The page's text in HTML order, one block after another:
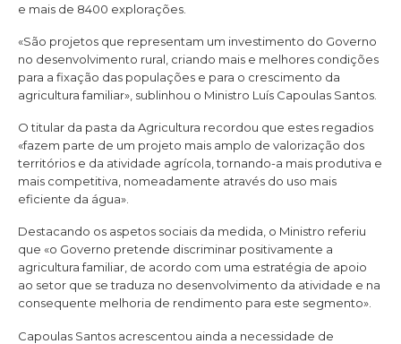
e mais de 8400 explorações.
«São projetos que representam um investimento do Governo
no desenvolvimento rural, criando mais e melhores condições
para a fixação das populações e para o crescimento da
agricultura familiar», sublinhou o Ministro Luís Capoulas Santos.
O titular da pasta da Agricultura recordou que estes regadios
«fazem parte de um projeto mais amplo de valorização dos
territórios e da atividade agrícola, tornando-a mais produtiva e
mais competitiva, nomeadamente através do uso mais
eficiente da água».
Destacando os aspetos sociais da medida, o Ministro referiu
que «o Governo pretende discriminar positivamente a
agricultura familiar, de acordo com uma estratégia de apoio
ao setor que se traduza no desenvolvimento da atividade e na
consequente melhoria de rendimento para este segmento».
Capoulas Santos acrescentou ainda a necessidade de